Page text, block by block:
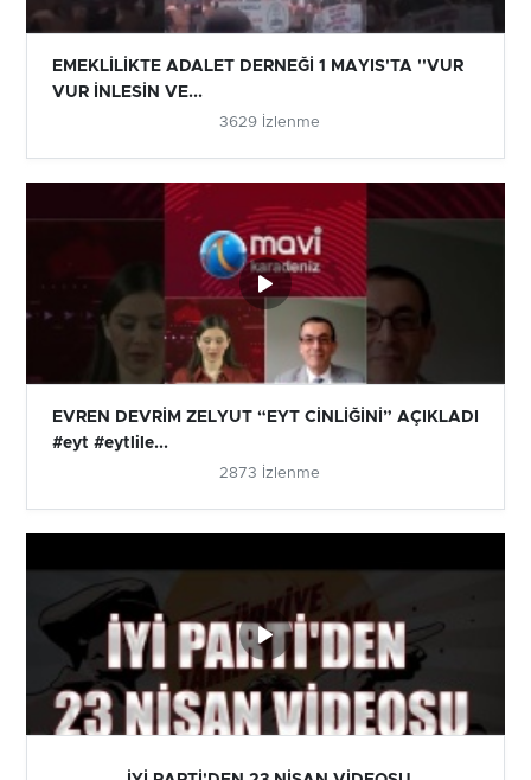
EMEKLİLİKTE ADALET DERNEĞİ 1 MAYIS'TA ''VUR
VUR İNLESİN VE...
3629 İzlenme
EVREN DEVRİM ZELYUT “EYT CİNLİĞİNİ” AÇIKLADI
#eyt #eytlile...
2873 İzlenme